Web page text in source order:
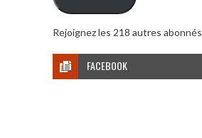
Rejoignez les 218 autres abonnés
FACEBOOK